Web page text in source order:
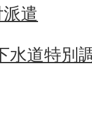
遣
水道特別